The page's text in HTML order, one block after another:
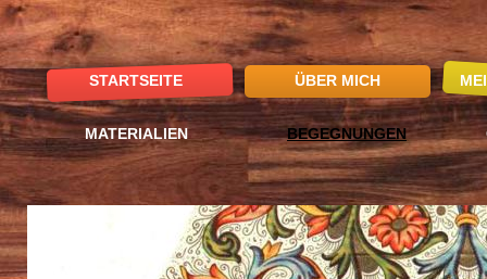
STARTSEITE ÜBER MICH
MATERIALIEN BEGEGNUNGEN